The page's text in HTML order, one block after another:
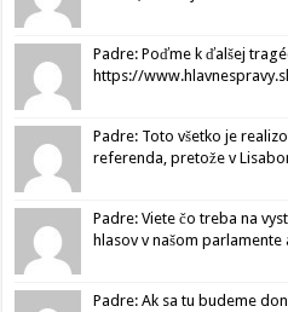
Padre: Poďme k ďalšej
https://
Padre: Toto všetko je
referenda, pretože v
Padre: Viete čo treba na
hlasov v našom parlamente
Padre: Ak sa tu budeme